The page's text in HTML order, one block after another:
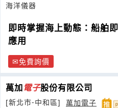
海洋儀器
即時掌握海上動態：船舶
應用
免費詢價
萬加電子股份有限公司
[新北市-中和區]
萬加電子